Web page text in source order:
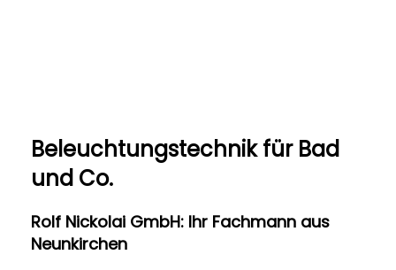
Beleuchtungstechnik für Bad
und Co.
Rolf Nickolai GmbH: Ihr Fachmann aus
Neunkirchen